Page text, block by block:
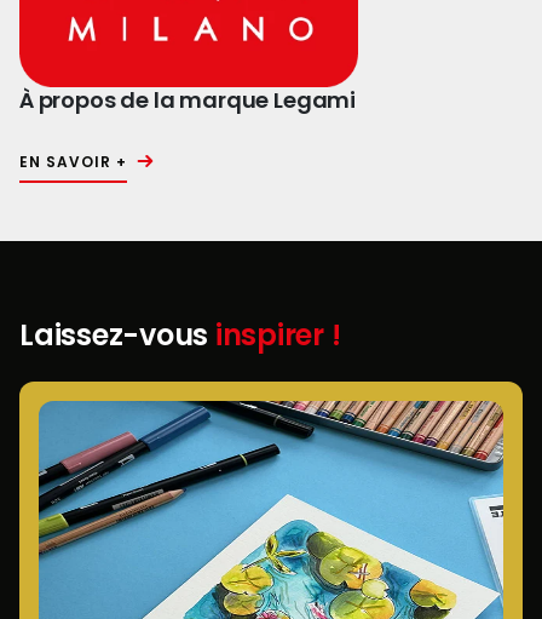
À propos de la marque Legami
EN SAVOIR +
Laissez-vous inspirer !